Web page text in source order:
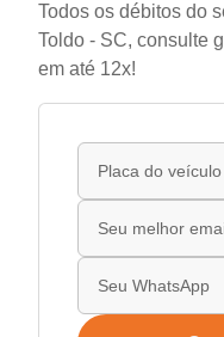
Todos os débitos do
Toldo - SC, consulte
em até 12x!